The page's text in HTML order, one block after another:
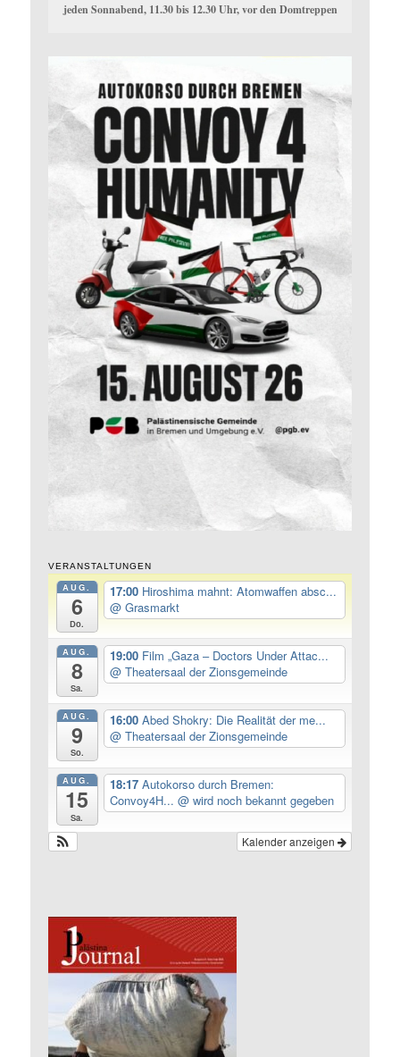
jeden Sonnabend, 11.30 bis 12.30 Uhr, vor den Domtreppen
VERANSTALTUNGEN
AUG.
6
Do.
17:00 Hiroshima mahnt: Atomwaffen absc...
@ Grasmarkt
AUG.
8
Sa.
19:00 Film „Gaza – Doctors Under Attac...
@ Theatersaal der Zionsgemeinde
AUG.
9
So.
16:00 Abed Shokry: Die Realität der me...
@ Theatersaal der Zionsgemeinde
AUG.
15
Sa.
18:17 Autokorso durch Bremen:
Convoy4H... @ wird noch bekannt gegeben
Kalender anzeigen